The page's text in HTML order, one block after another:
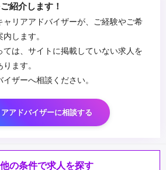
紹介します！
ャリアアドバイザーが、ご経験やご希
します。
は、サイトに掲載していない求人を
ます。
ザーへ相談ください。
アドバイザーに相談する
他の条件で求人を探す